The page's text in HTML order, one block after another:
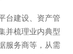
台建设、资产管
并梳理业内典型
服务商等，从需